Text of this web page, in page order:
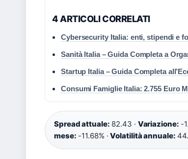
4 ARTICOLI CORRELATI
Cybersecurity Italia: enti, stipendi e
Sanità Italia – Guida Completa a
Startup Italia – Guida Completa
Consumi Famiglie Italia: 2.755 Euro
Spread attuale: 82.43 · Variazione: -
mese: -11.68% ·Volatilità annuale: